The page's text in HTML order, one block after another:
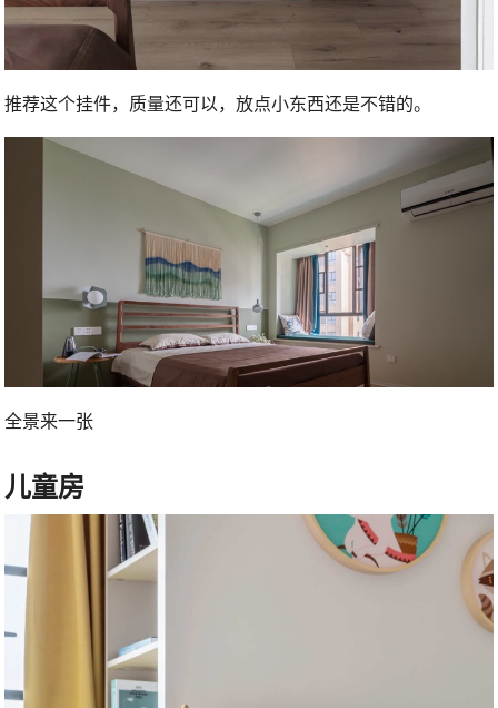
推荐这个挂件，质量还可以，放点小东西还是不错的。
全景来一张
儿童房